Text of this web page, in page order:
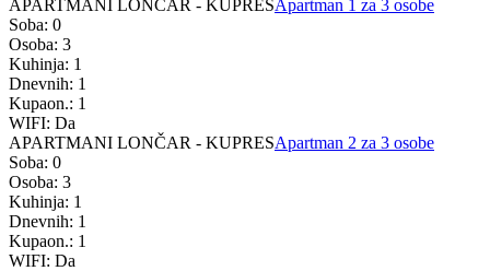
APARTMANI LONČAR - KUPRESApartman 1 za 3 osobe
Soba: 0
Osoba: 3
Kuhinja: 1
Dnevnih: 1
Kupaon.: 1
WIFI: Da
APARTMANI LONČAR - KUPRESApartman 2 za 3 osobe
Soba: 0
Osoba: 3
Kuhinja: 1
Dnevnih: 1
Kupaon.: 1
WIFI: Da